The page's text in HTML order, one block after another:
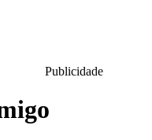
Publicidade